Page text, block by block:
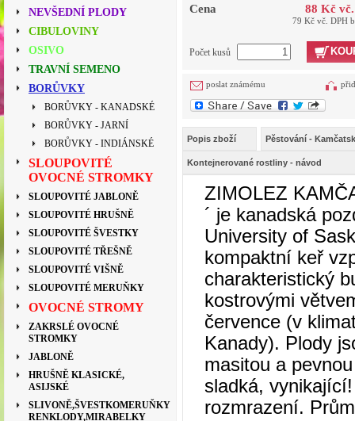
NEVŠEDNÍ PLODY
CIBULOVINY
OSIVO
TRAVNÍ SEMENO
BORŮVKY
BORŮVKY - KANADSKÉ
BORŮVKY - JARNÍ
BORŮVKY - INDIÁNSKÉ
SLOUPOVITÉ
OVOCNÉ STROMKY
SLOUPOVITÉ JABLONĚ
SLOUPOVITÉ HRUŠNĚ
SLOUPOVITÉ ŠVESTKY
SLOUPOVITÉ TŘEŠNĚ
SLOUPOVITÉ VIŠNĚ
SLOUPOVITÉ MERUŇKY
OVOCNÉ STROMY
ZAKRSLÉ OVOCNÉ
STROMKY
JABLONĚ
HRUŠNĚ KLASICKÉ,
ASIJSKÉ
SLIVONĚ,ŠVESTKOMERUŇKY
RENKLODY,MIRABELKY
Cena 88 Kč
79 Kč vč. DPH
Počet kusů
poslat známému
Popis zboží Pěstování -
Kontejnerované rostliny - návod
ZIMOLEZ
´ je kanadská
University of
kompaktní keř
charakteristický
kostrovými
července (v
Kanady). Plody
masitou a
sladká,
rozmrazení.